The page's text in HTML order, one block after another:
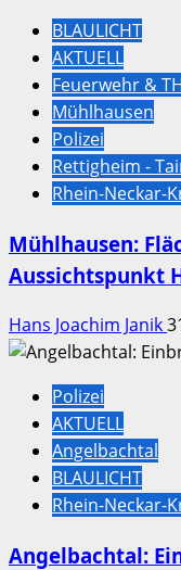
BLAULICHT
AKTUELL
Feuerwehr &
Mühlhausen
Polizei
Rettigheim -
Rhein-Neckar-
Mühlhausen:
Aussichtspunkt
Hans Joachim Janik
Polizei
AKTUELL
Angelbachtal
BLAULICHT
Rhein-Neckar-
Angelbachtal: